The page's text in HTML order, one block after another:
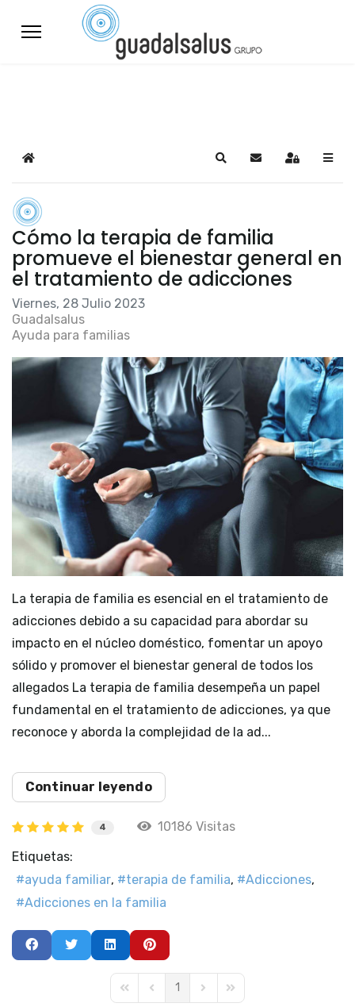
Home SearchSuscribirse a las
Sign In
Cómo la terapia de familia
promueve el bienestar general en
el tratamiento de adicciones
Viernes, 28 Julio 2023
Guadalsalus
Ayuda para familias
La terapia de familia es esencial en el tratamiento de
adicciones debido a su capacidad para abordar su
impacto en el núcleo doméstico, fomentar un apoyo
sólido y promover el bienestar general de todos los
allegados La terapia de familia desempeña un papel
fundamental en el tratamiento de adicciones, ya que
reconoce y aborda la complejidad de la ad...
Continuar leyendo
4 10186 Visitas
Etiquetas:
ayuda familiar
terapia de familia
Adicciones
Adicciones en la familia
First PagePrevious Page
1 Next PageLast Page